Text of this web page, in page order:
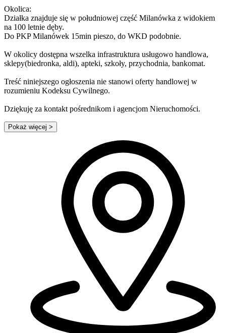
Okolica:
Działka znajduje się w południowej część Milanówka z widokiem
na 100 letnie dęby.
Do PKP Milanówek 15min pieszo, do WKD podobnie.
W okolicy dostępna wszelka infrastruktura usługowo handlowa,
sklepy(biedronka, aldi), apteki, szkoły, przychodnia, bankomat.
Treść niniejszego ogłoszenia nie stanowi oferty handlowej w
rozumieniu Kodeksu Cywilnego.
Dziękuję za kontakt pośrednikom i agencjom Nieruchomości.
Pokaż więcej >